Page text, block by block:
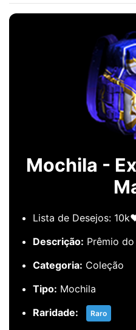
Mochila -
Lista de Desejos:
Descrição: Prêmio
Categoria: Coleção
Tipo: Mochila
Raridade:
Raro